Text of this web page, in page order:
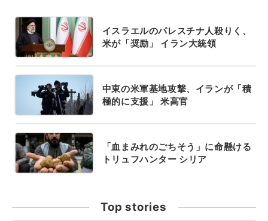
イスラエルのパレスチナ人殺りく、
米が「奨励」 イラン大統領
中東の米軍基地攻撃、イランが「積
極的に支援」 米高官
「血まみれのごちそう」に命懸ける
トリュフハンター シリア
Top stories